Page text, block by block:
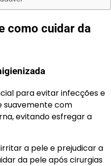
como cuidar da
para evitar infecções e
suavemente com
evitando esfregar a
a pele e prejudicar a
da pele após cirurgias